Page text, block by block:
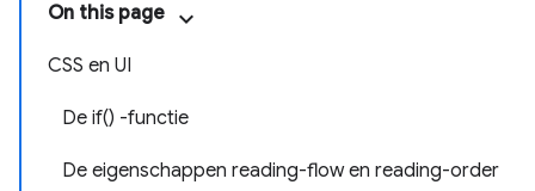
On this page
CSS en UI
De if() -functie
De eigenschappen reading-flow en reading-order